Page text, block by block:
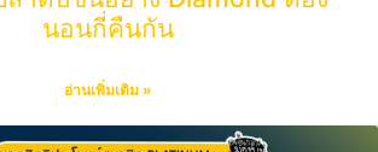
นอนกี่คืนกัน
อ่านเพิ่มเติม »